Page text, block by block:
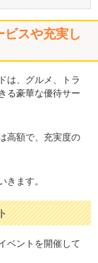
スや充実し
は、グルメ、トラ
る豪華な優待サー
高額で、充実度の
きます。
ベントを開催して